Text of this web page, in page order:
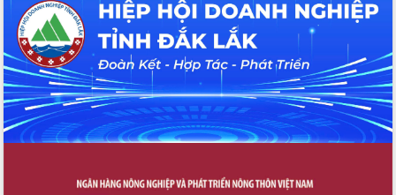
Hội thảo khoa học “Giải pháp thúc đẩy
phát triển nền kinh tế xanh tại tỉnh
Đắk Lắk”
Tăng cường giám sát, đôn đốc thực
hiện nhiệm vụ quản lý tài sản công
hàng tuần
Tháo gỡ những vướng mắc, đẩy mạnh